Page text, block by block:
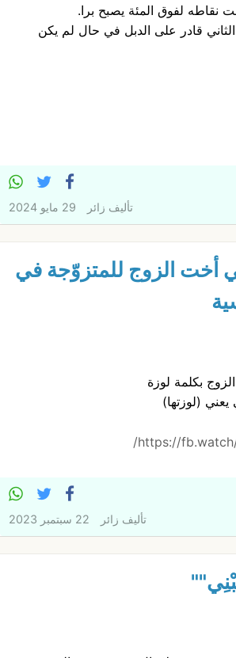
نقاطه لفوق المئة يصبح برا.
قادر على الدبل في حال لم يكن
تأليف زائر 29 مايو 2024
أخت الزوج للمتزوّجة في
بكلمة لوزة
(لوزتها)
https://
تأليف زائر 22 سبتمبر 2023